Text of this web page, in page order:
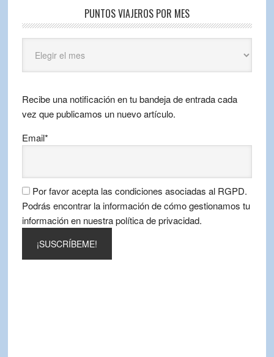
PUNTOS VIAJEROS POR MES
Viajeros
por
Recibe una notificación en tu bandeja de entrada cada
vez que publicamos un nuevo artículo.
Email*
Por favor acepta las condiciones asociadas al RGPD.
Podrás encontrar la información de cómo gestionamos tu
información en nuestra política de privacidad.